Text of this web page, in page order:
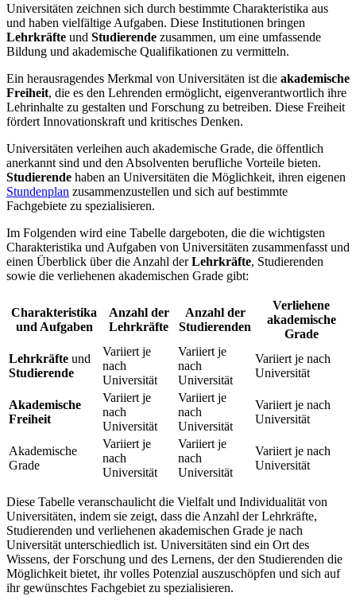
Universitäten zeichnen sich durch bestimmte Charakteristika aus
und haben vielfältige Aufgaben. Diese Institutionen bringen
Lehrkräfte und Studierende zusammen, um eine umfassende
Bildung und akademische Qualifikationen zu vermitteln.
Ein herausragendes Merkmal von Universitäten ist die akademische
Freiheit, die es den Lehrenden ermöglicht, eigenverantwortlich ihre
Lehrinhalte zu gestalten und Forschung zu betreiben. Diese Freiheit
fördert Innovationskraft und kritisches Denken.
Universitäten verleihen auch akademische Grade, die öffentlich
anerkannt sind und den Absolventen berufliche Vorteile bieten.
Studierende haben an Universitäten die Möglichkeit, ihren eigenen
Stundenplan zusammenzustellen und sich auf bestimmte
Fachgebiete zu spezialisieren.
Im Folgenden wird eine Tabelle dargeboten, die die wichtigsten
Charakteristika und Aufgaben von Universitäten zusammenfasst und
einen Überblick über die Anzahl derLehrkräfte, Studierenden
sowie die verliehenen akademischen Grade gibt:
Charakteristika
und Aufgaben
Anzahl der
Lehrkräfte
Anzahl der
Studierenden
Verliehene
akademische
Grade
Lehrkräfte und
Studierende
Variiert je
nach
Universität
Variiert je
nach
Universität
Variiert je nach
Universität
Akademische
Freiheit
Variiert je
nach
Universität
Variiert je
nach
Universität
Variiert je nach
Universität
Akademische
Grade
Variiert je
nach
Universität
Variiert je
nach
Universität
Variiert je nach
Universität
Diese Tabelle veranschaulicht die Vielfalt und Individualität von
Universitäten, indem sie zeigt, dass die Anzahl der Lehrkräfte,
Studierenden und verliehenen akademischen Grade je nach
Universität unterschiedlich ist. Universitäten sind ein Ort des
Wissens, der Forschung und des Lernens, der den Studierenden die
Möglichkeit bietet, ihr volles Potenzial auszuschöpfen und sich auf
ihr gewünschtes Fachgebiet zu spezialisieren.